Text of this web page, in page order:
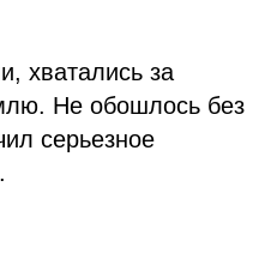
хватались за
Не обошлось без
серьезное